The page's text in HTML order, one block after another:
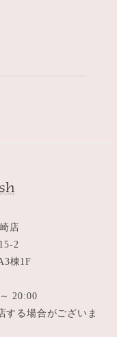
店
2
棟1F
20:00
する場合がございま